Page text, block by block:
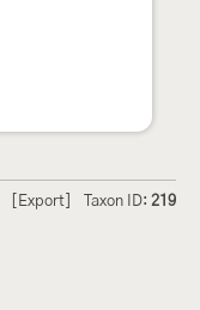
Taxon ID: 219
[Export]